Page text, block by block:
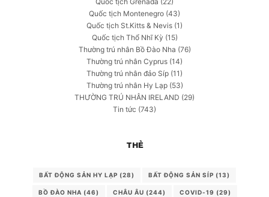
Quốc tịch Montenegro (43)
Quốc tịch St.Kitts & Nevis (1)
Quốc tịch Thổ Nhĩ Kỳ (15)
Thường trú nhân Bồ Đào Nha (76)
Thường trú nhân Cyprus (14)
Thường trú nhân đảo Síp (11)
Thường trú nhân Hy Lạp(53)
THƯỜNG TRÚ NHÂN IRELAND (29)
Tin tức (743)
THẺ
BẤT ĐỘNG SẢN HY LẠP (28) BẤT ĐỘNG SẢN SÍP (13)
BỒ ĐÀO NHA (46) CHÂU ÂU (244) COVID-19 (29)